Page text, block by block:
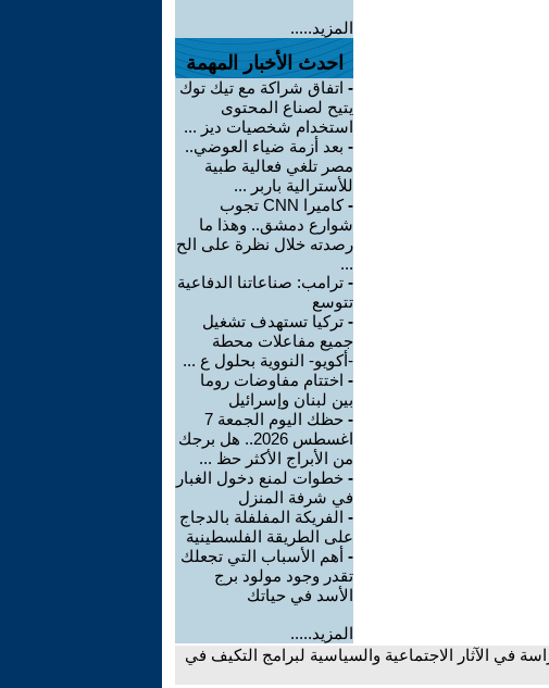
المزيد.....
احدث الأخبار المهمة
- اتفاق شراكة مع تيك توك
يتيح لصناع المحتوى
استخدام شخصيات ديز ...
- بعد أزمة ضياء العوضي..
مصر تلغي فعالية طبية
للأسترالية باربر ...
-
كاميرا CNN تجوب
شوارع دمشق.. وهذا ما
رصدته خلال نظرة على الح
...
- ترامب: صناعاتنا الدفاعية
تتوسع
- تركيا تستهدف تشغيل
جميع مفاعلات محطة
-أكويو- النووية بحلول ع ...
- اختتام مفاوضات روما
بين لبنان وإسرائيل
-
حظك اليوم الجمعة 7
اغسطس 2026.. هل برجك
من الأبراج الأكثر حظ ...
- خطوات لمنع دخول الغبار
في شرفة المنزل
- الفريكة المفلفلة بالدجاج
على الطريقة الفلسطينية
- أهم الأسباب التي تجعلك
تقدر وجود مولود برج
الأسد في حياتك
المزيد.....
في الآثار الاجتماعية والسياسية لبرامج التكيف في